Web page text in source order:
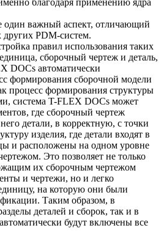
один важный аспект, отличающий
PDM-систем.
правил использования таких
сборочный чертеж и деталь,
DOCs автоматически
формирования сборочной модели
процесс формирования структуры
система T-FLEX DOCs может
где сборочный чертеж
детали, в корректную, с точки
изделия, где детали входят в
и расположены на одном уровне
Это позволяет не только
их сборочным чертежом
и чертежи, но и легко
на которую они были
Таким образом, в
деталей и сборок, так и в
будут включены все